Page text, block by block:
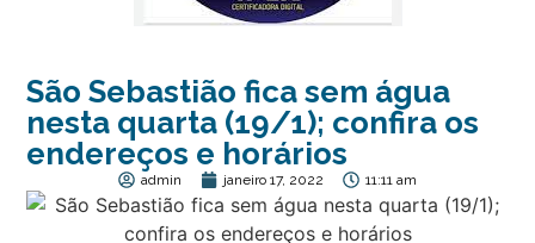
São Sebastião fica sem água
nesta quarta (19/1); confira os
endereços e horários
admin janeiro 17, 2022 11:11 am